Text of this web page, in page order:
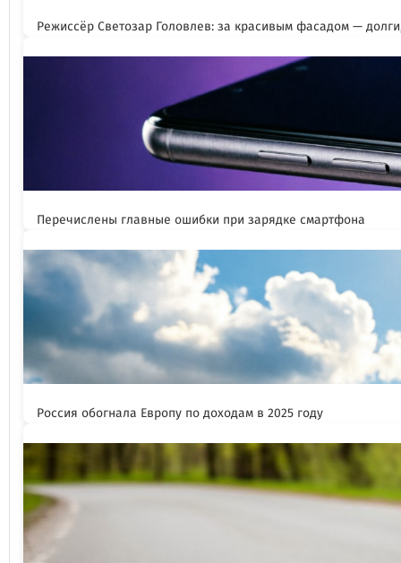
Режиссёр Светозар Головлев: за красивым фасадом —
Перечислены главные ошибки при зарядке смартфона
Россия обогнала Европу по доходам в 2025 году